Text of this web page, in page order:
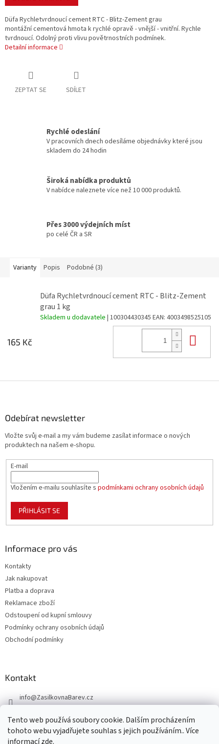
Tento web používá soubory cookie. Dalším procházením
tohoto webu vyjadřujete souhlas s jejich používáním.. Více
informacízde.
Düfa Rychletvrdnoucí cement RTC - Blitz-Zement grau
montážní cementová hmota k rychlé opravě - vnější - vnitřní. Rychle
tvrdnoucí. Odolný proti vlivu povětrnostních podmínek.
Detailní informace
ZEPTAT SE SDÍLET
Rychlé odeslání
V pracovních dnech odesíláme objednávky které jsou
skladem do 24 hodin
Široká nabídka produktů
V nabídce naleznete více než 10 000 produktů.
Přes 3000 výdejních míst
po celé ČR a SR
Varianty Popis Podobné (3)
Düfa Rychletvrdnoucí cement RTC - Blitz-Zement
grau 1 kg
Skladem u dodavatele | 100304430345 EAN: 4003498525105
165 Kč
Odebírat newsletter
Vložte svůj e-mail a my vám budeme zasílat informace o nových
produktech na našem e-shopu.
E-mail
Vložením e-mailu souhlasíte s podmínkami ochrany osobních údajů
PŘIHLÁSIT SE
Informace pro vás
Kontakty
Jak nakupovat
Platba a doprava
Reklamace zboží
Odstoupení od kupní smlouvy
Podmínky ochrany osobních údajů
Obchodní podmínky
Kontakt
info@ZasilkovnaBarev.cz